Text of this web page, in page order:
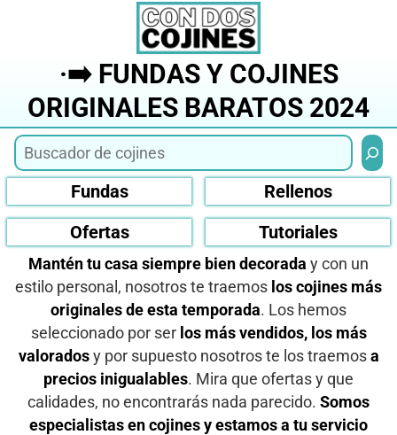
·➡️ FUNDAS Y COJINES
ORIGINALES BARATOS 2024
Fundas
Rellenos
Ofertas
Tutoriales
Mantén tu casa siempre bien decorada y con un
estilo personal, nosotros te traemos los cojines más
originales de esta temporada. Los hemos
seleccionado por ser los más vendidos, los más
valoradosy por supuesto nosotros te los traemos a
precios inigualables. Mira que ofertas y que
calidades, no encontrarás nada parecido. Somos
especialistas en cojines y estamos a tu servicio